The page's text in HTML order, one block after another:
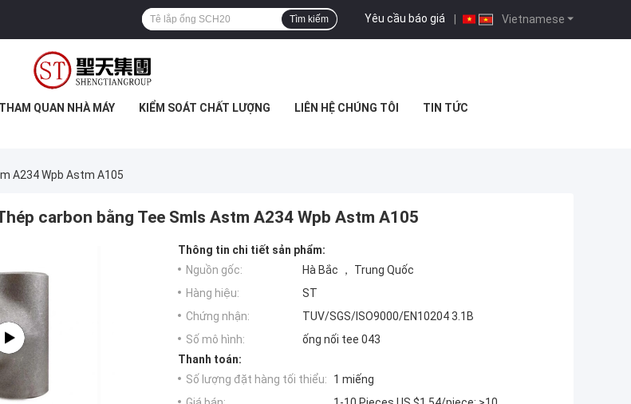
Vietnamese
Yêu cầu báo giá |
Tìm kiếm
THAM QUAN NHÀ MÁY KIỂM SOÁT CHẤT LƯỢNG LIÊN HỆ CHÚNG TÔI TIN TỨC
A234 Wpb Astm A105
carbon bằng Tee Smls Astm A234 Wpb Astm A105
Thông tin chi tiết sản phẩm:
Nguồn gốc:
Hà Bắc ， Trung Quốc
Hàng hiệu:
ST
Chứng nhận:
TUV/SGS/ISO9000/EN10204 3.1B
Số mô hình:
ống nối tee 043
Thanh toán:
Số lượng đặt hàng tối thiểu:
1 miếng